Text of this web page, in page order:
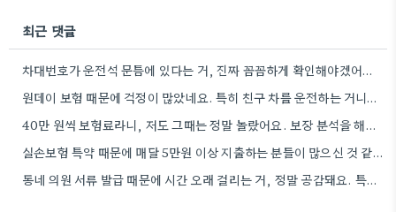
최근 댓글
차대번호가 운전석 문틈에 있다는 거, 진짜 꼼꼼하게 확인해야겠어요. 저는 완전 잊어버릴 뻔했답니다.
원데이 보험 때문에 걱정이 많았네요. 특히 친구 차를 운전하는 거니까, 예상 못한 상황이 생길까 봐…
40만 원씩 보험료라니, 저도 그때는 정말 놀랐어요. 보장 분석을 해봤는데, 결국 필요한 보장만 잘 골라서…
실손보험 특약 때문에 매달 5만원 이상 지출하는 분들이 많으신 것 같아요. 제가 얼마 전에 엑셀로…
동네 의원 서류 발급 때문에 시간 오래 걸리는 거, 정말 공감돼요. 특히 갑자기 병원에 가야…